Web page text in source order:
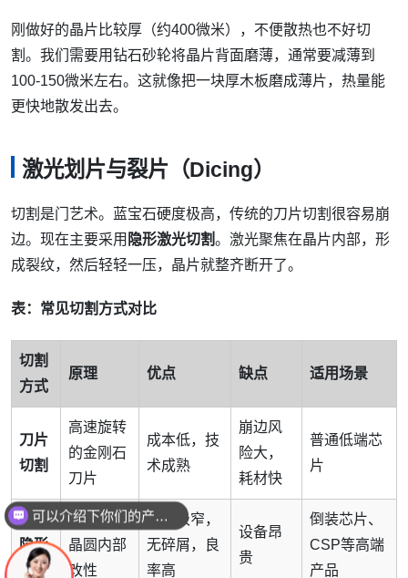
刚做好的晶片比较厚（约400微米），不便散热也不好切
割。我们需要用钻石砂轮将晶片背面磨薄，通常要减薄到
100-150微米左右。这就像把一块厚木板磨成薄片，热量能
更快地散发出去。
激光划片与裂片（Dicing）
切割是门艺术。蓝宝石硬度极高，传统的刀片切割很容易崩
边。现在主要采用 隐形激光切割。激光聚焦在晶片内部，形
成裂纹，然后轻轻一压，晶片就整齐断开了。
表：常见切割方式对比
切割
方式
原理 优点 缺点 适用场景
刀片
切割
高速旋转
的金刚石
刀片
成本低，技
术成熟
崩边风
险大，
耗材快
普通低端芯
片
激光
隐形
切割
激光聚焦
晶圆内部
改性
切缝极窄，
无碎屑，良
率高
设备昂
贵
倒装芯片、
CSP等高端
产品
可以介绍下你们的产品么
你们是怎么收费的呢